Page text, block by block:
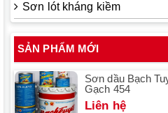
Sơn lót kháng kiềm
SẢN PHẨM MỚI
Sơn dầu Bạch
Gạch 454
Liên hệ